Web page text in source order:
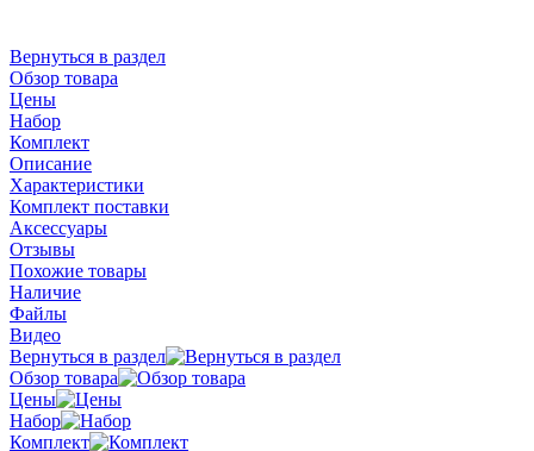
Вернуться в раздел
Обзор товара
Цены
Набор
Комплект
Описание
Характеристики
Комплект поставки
Аксессуары
Отзывы
Похожие товары
Наличие
Файлы
Видео
Вернуться в раздел
Обзор товара
Цены
Набор
Комплект